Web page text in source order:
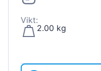
Vikt:
2.00 kg